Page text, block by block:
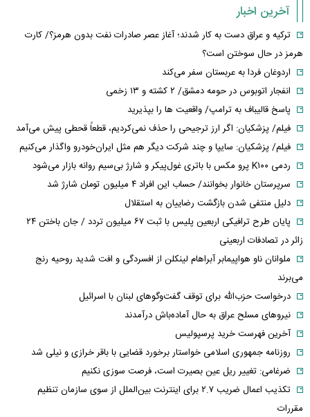
آخرین اخبار
ترکیه و عراق دست به کار شدند؛ آغاز عصر صادرات نفت بدون هرمز؟/ کارت
هرمز در حال سوختن است؟
اردوغان فردا به عربستان سفر می‌کند
انفجار اتوبوس در حومه دمشق/ ۲ کشته و ۱۳ زخمی
پاسخ قالیباف به ترامپ/ واقعیت ها را بپذیرید
فیلم/ پزشکیان: اگر ارز ترجیحی را حذف نمی‌کردیم، قطعاً قحطی پیش می‌آمد
فیلم/ پزشکیان: سایپا و چند شرکت دیگر هم مثل ایران‌خودرو واگذار می‌کنیم
ردمی K۱۰۰ پرو مکس با باتری غول‌پیکر و شارژ بی‌سیم روانه بازار می‌شود
سرپرستان خانوار بخوانند/ حساب این افراد ۴ میلیون تومان شارژ شد
دلیل منتفی شدن بازگشت رضاییان به استقلال
پایان طرح ترافیکی اربعین پلیس با ثبت ۶۷ میلیون تردد / جان باختن ۲۴
زائر در تصادفات اربعینی
ملوانان ناو هواپیمابر آبراهام لینکلن از افسردگی و افت شدید روحیه رنج
می‌برند
درخواست حزب‌الله برای توقف گفت‌وگوهای لبنان با اسرائیل
نیروهای مسلح عراق به حال آماده‌باش درآمدند
آخرین فهرست خرید پرسپولیس
روزنامه جمهوری اسلامی خواستار برخورد قضایی با باقر خرازی و نیلی شد
ضرغامی: تغییر ریل عین بصیرت است، فرصت سوزی نکنیم
تکذیب اعمال ضریب ۲.۷ برای اینترنت بین‌الملل از سوی سازمان تنظیم
مقررات